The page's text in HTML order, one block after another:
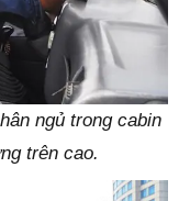
ngủ trong cabin
trên cao.